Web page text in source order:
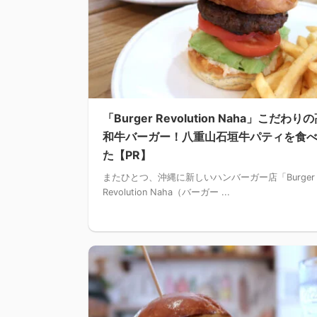
「Burger Revolution Naha」こだわりの
和牛バーガー！八重山石垣牛パティを食
た【PR】
またひとつ、沖縄に新しいハンバーガー店「Burger
Revolution Naha（バーガー ...